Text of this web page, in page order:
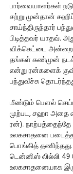
பார்வையாளர்கள்
சற்று முன்தான்
சாய்ந்திருந்தார்
பிடித்தவர் யாதவ்.
விக்கெட்டை
தங்கள் கண்முன்
என்று ரன்களைக்
பந்துவீச்சு
மீண்டும் பௌல்
முற்பட, சஹா அதை
ரன்). நாற்பத்தைந்தே
உலகசாதனை
பொங்கித்
டென்னிஸ் லில்லி 49
உலகசாதனையாக